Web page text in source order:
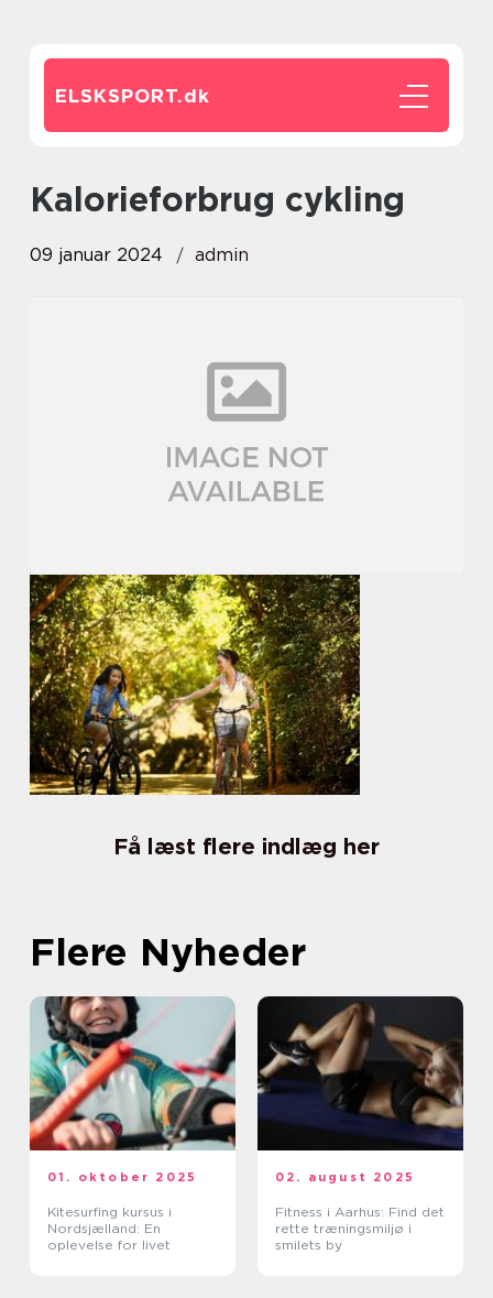
ELSKSPORT.dk
kalorieforbrug cykling
09 januar 2024 admin
Få læst flere indlæg her
Flere Nyheder
01. oktober 2025
Kitesurfing kursus i
Nordsjælland: En
oplevelse for livet
02. august 2025
Fitness i Aarhus: Find det
rette træningsmiljø i
smilets by